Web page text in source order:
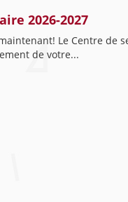
2026-2027
Le Centre de
de votre...